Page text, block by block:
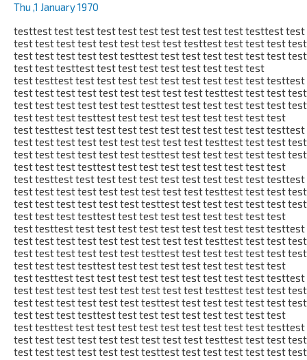
Thu ,1 January 1970
testtest test test test test test test test test test testtest test
test test test test test test test test testtest test test test test
test test test test test testtest test test test test test test test
test test testtest test test test test test test test test
test testtest test test test test test test test test test testtest
test test test test test test test test test testtest test test test
test test test test test test testtest test test test test test test
test test test testtest test test test test test test test test
test testtest test test test test test test test test test testtest
test test test test test test test test test testtest test test test
test test test test test test testtest test test test test test test
test test test testtest test test test test test test test test
test testtest test test test test test test test test test testtest
test test test test test test test test test testtest test test test
test test test test test test testtest test test test test test test
test test test testtest test test test test test test test test
test testtest test test test test test test test test test testtest
test test test test test test test test test testtest test test test
test test test test test test testtest test test test test test test
test test test testtest test test test test test test test test
test testtest test test test test test test test test test testtest
test test test test test test test test test testtest test test test
test test test test test test testtest test test test test test test
test test test testtest test test test test test test test test
test testtest test test test test test test test test test testtest
test test test test test test test test test testtest test test test
test test test test test test testtest test test test test test test